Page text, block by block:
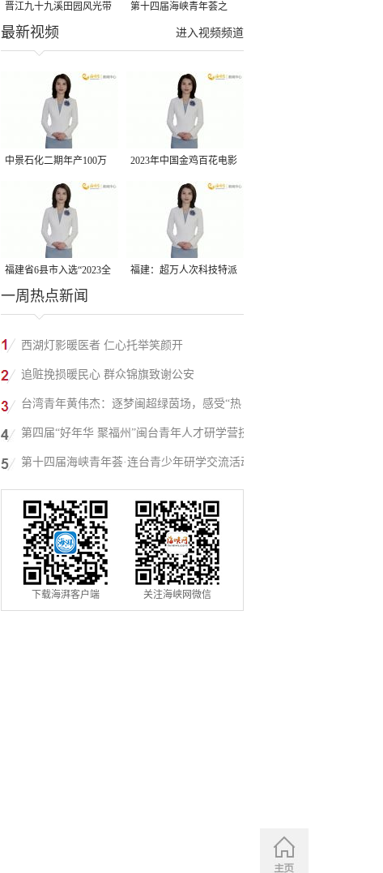
晋江九十九溪田园风光带
千亩早稻迎来成熟收割季
第十四届海峡青年荟之
2026榕台青年大学生水上
进入视频频道
最新视频
中景石化二期年产100万
吨丙烷脱氢项目建成中交
2023年中国金鸡百花电影
节有福电影巡展31日启动
福建省6县市入选“2023全
国县域发展潜力百强县”
福建：超万人次科技特派
一周热点新闻
西湖灯影暖医者 仁心托举笑颜开
追赃挽损暖民心 群众锦旗致谢公安
台湾青年黄伟杰：逐梦闽超绿茵场，感受“热
血”与温情
第四届“好年华 聚福州”闽台青年人才研学营技
术成果项目路演在榕举办
第十四届海峡青年荟·连台青少年研学交流活动
在福州启航
下载海湃客户端 关注海峡网微信